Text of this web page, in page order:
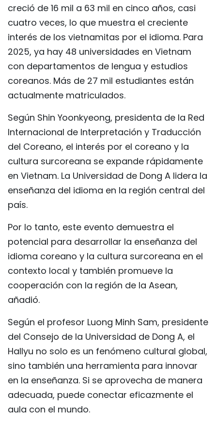
creció de 16 mil a 63 mil en cinco años, casi
cuatro veces, lo que muestra el creciente
interés de los vietnamitas por el idioma. Para
2025, ya hay 48 universidades en Vietnam
con departamentos de lengua y estudios
coreanos. Más de 27 mil estudiantes están
actualmente matriculados.
Según Shin Yoonkyeong, presidenta de la Red
Internacional de Interpretación y Traducción
del Coreano, el interés por el coreano y la
cultura surcoreana se expande rápidamente
en Vietnam. La Universidad de Dong A lidera la
enseñanza del idioma en la región central del
país.
Por lo tanto, este evento demuestra el
potencial para desarrollar la enseñanza del
idioma coreano y la cultura surcoreana en el
contexto local y también promueve la
cooperación con la región de la Asean,
añadió.
Según el profesor Luong Minh Sam, presidente
del Consejo de la Universidad de Dong A, el
Hallyu no solo es un fenómeno cultural global,
sino también una herramienta para innovar
en la enseñanza. Si se aprovecha de manera
adecuada, puede conectar eficazmente el
aula con el mundo.